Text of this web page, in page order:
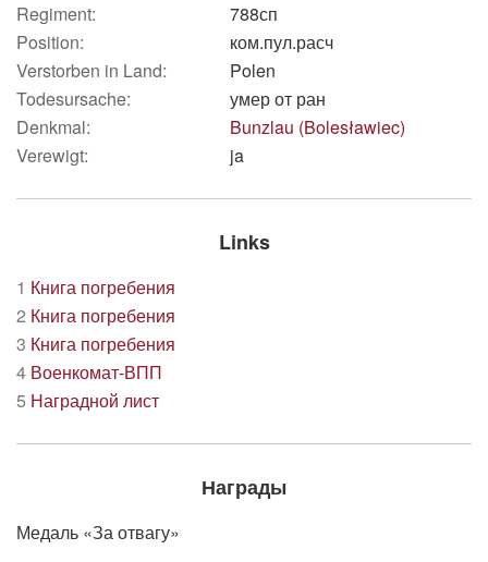
Regiment:
788сп
Position:
ком.пул.расч
Verstorben in Land:
Polen
Todesursache:
умер от ран
Denkmal:
Bunzlau (Bolesławiec)
Verewigt:
ja
Links
1 Книга погребения
2 Книга погребения
3 Книга погребения
4 Военкомат-ВПП
5 Наградной лист
Награды
Медаль «За отвагу»